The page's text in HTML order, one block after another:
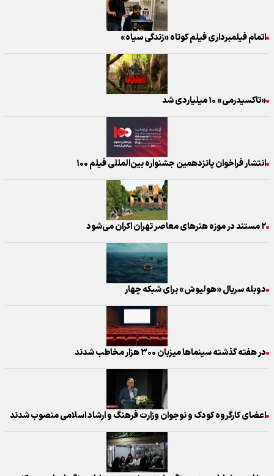
اتمام فیلمبرداری فیلم کوتاه «زندگی سیاه»
«تاکسیدرمی» ۱۰ میلیاردی شد
انتشار فراخوان پانزدهمین جشنواره بین‌المللی فیلم ۱۰۰
۲ مستند در موزه هنرهای معاصر تهران اکران می‌شود
دوبله سریال «هولیوش» برای شبکه چهار
در هفته گذشته سینماها میزبان ۳۰۰ هزار مخاطب شدند
اعضای کارگروه کودک و نوجوان وزارت فرهنگ و ارشاد اسلامی منصوب شدند